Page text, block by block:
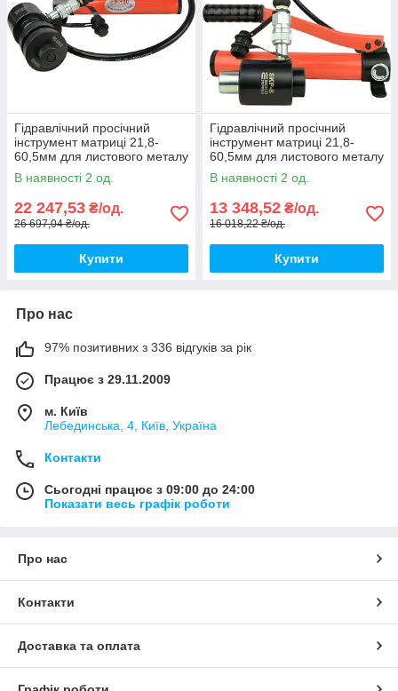
Гідравлічний просічний
інструмент матриці 21,8-
60,5мм для листового металу
[A0170010108] SKP-15 АСКО
В наявності 2 од.
22 247,53 ₴/од.
26 697,04 ₴/од.
Купити
Гідравлічний просічний
інструмент матриці 21,8-
60,5мм для листового металу
[A0170010107] SKP-8 АСКО
В наявності 2 од.
13 348,52 ₴/од.
16 018,22 ₴/од.
Купити
Про нас
97% позитивних з 336 відгуків за рік
Працює з 29.11.2009
м. Київ
Лебединська, 4, Київ, Україна
Контакти
Сьогодні працює з 09:00 до 24:00
Показати весь графік роботи
Про нас
Контакти
Доставка та оплата